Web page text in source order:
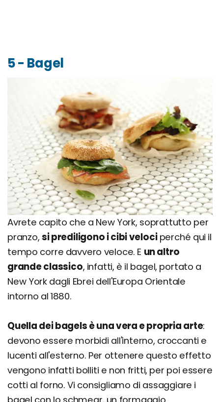
5 - Bagel
Avrete capito che a New York, soprattutto per
pranzo, si prediligono i cibi velociperché qui il
tempo corre davvero veloce. E un altro
grande classico, infatti, è il bagel, portato a
New York dagli Ebrei dell'Europa Orientale
intorno al 1880.
Quella dei bagels è una vera e propria arte:
devono essere morbidi all'interno, croccanti e
lucenti all'esterno. Per ottenere questo effetto
vengono infatti bolliti e non fritti, per poi essere
cotti al forno. Vi consigliamo di assaggiare i